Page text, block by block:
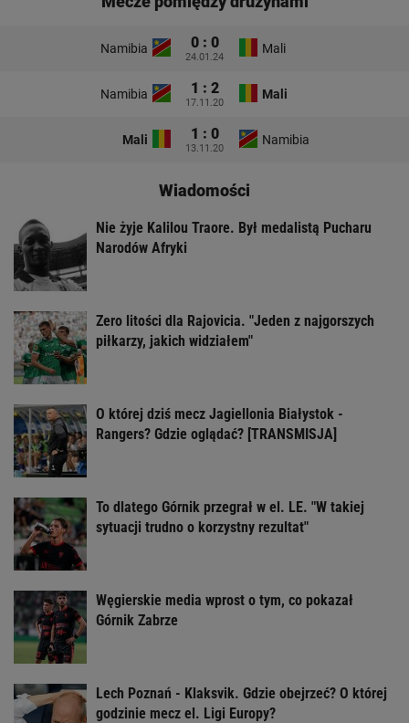
Namibia 0 : 0
24.01.24
Mali
Namibia 1 : 2
17.11.20
Mali
Mali 1 : 0
13.11.20
Namibia
Wiadomości
Nie żyje Kalilou Traore. Był medalistą Pucharu
Narodów Afryki
Zero litości dla Rajovicia. "Jeden z najgorszych
piłkarzy, jakich widziałem"
O której dziś mecz Jagiellonia Białystok -
Rangers? Gdzie oglądać? [TRANSMISJA]
To dlatego Górnik przegrał w el. LE. "W takiej
sytuacji trudno o korzystny rezultat"
Węgierskie media wprost o tym, co pokazał
Górnik Zabrze
Lech Poznań - Klaksvik. Gdzie obejrzeć? O której
godzinie mecz el. Ligi Europy?